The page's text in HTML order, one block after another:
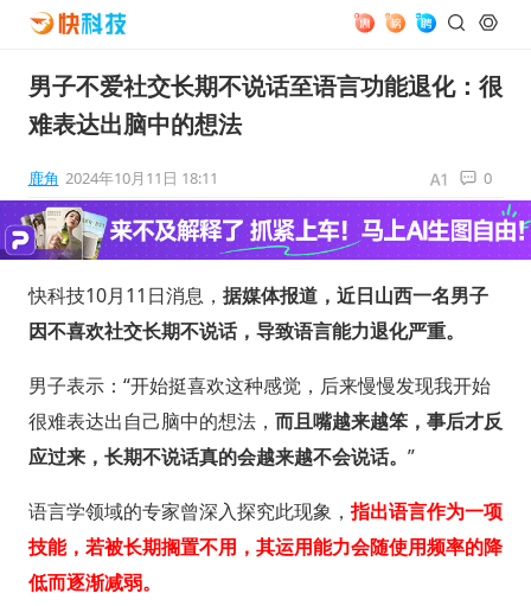
男子不爱社交长期不说话至语言功能退化：很
难表达出脑中的想法
鹿角 2024年10月11日 18:11 0
快科技10月11日消息， 据媒体报道，近日山西一名男子
因不喜欢社交长期不说话，导致语言能力退化严重。
男子表示：“开始挺喜欢这种感觉，后来慢慢发现我开始
很难表达出自己脑中的想法， 而且嘴越来越笨，事后才反
应过来，长期不说话真的会越来越不会说话。 ”
语言学领域的专家曾深入探究此现象，指出语言作为一项
技能，若被长期搁置不用，其运用能力会随使用频率的降
低而逐渐减弱。